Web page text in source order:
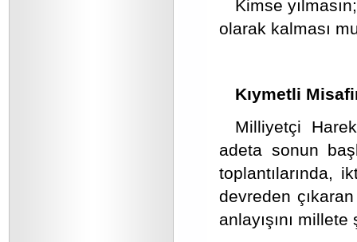
Kimse
olarak kalması
Kıymetli
Milliyetçi
adeta sonun
toplantılarında,
devreden
anlayışını